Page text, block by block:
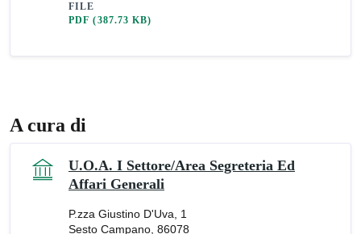
FILE
PDF(387.73 KB)
A cura di
U.O.A. I Settore/Area Segreteria Ed
Affari Generali
P.zza Giustino D'Uva, 1
Sesto Campano, 86078